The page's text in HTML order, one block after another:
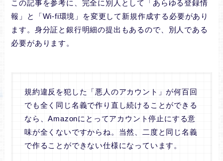
この記事を参考に、完全に別人として「あらゆる登録情
報」と「Wi-fi環境」を変更して新規作成する必要があり
ます。身分証と銀行明細の提出もあるので、別人である
必要があります。
規約違反を犯した「悪人のアカウント」が何百回
でも全く同じ名義で作り直し続けることができる
なら、Amazonにとってアカウント停止にする意
味が全くないですからね。当然、二度と同じ名義
で作ることができない仕様になっています。